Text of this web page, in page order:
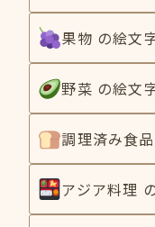
果物 の絵文
野菜 の絵文
調理済み食
アジア料理